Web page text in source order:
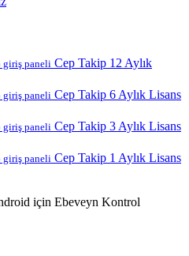
giriş paneli Cep Takip 12 Aylık
giriş paneli Cep Takip 6 Aylık Lisans
giriş paneli Cep Takip 3 Aylık Lisans
giriş paneli Cep Takip 1 Aylık Lisans
için Ebeveyn Kontrol